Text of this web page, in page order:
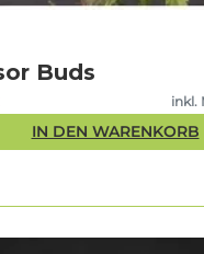
Buds
inkl.
IN DEN WARENKORB